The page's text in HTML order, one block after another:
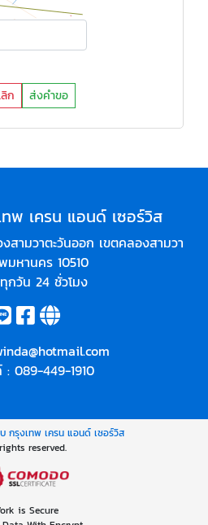
ก ส่งคำขอ
ทพ เครน แอนด์ เซอร์วิส
ามวาตะวันออก เขตคลองสามวา
มหานคร 10510
กวัน 24 ชั่วโมง
: 089-449-1910
บ กรุงเทพ เครน แอนด์ เซอร์วิส
reserved.
is Secure